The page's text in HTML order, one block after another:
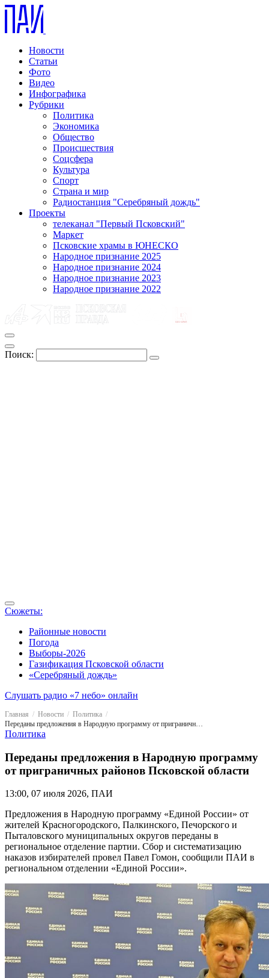
Новости
Статьи
Фото
Видео
Инфографика
Рубрики
Политика
Экономика
Общество
Происшествия
Соцсфера
Культура
Спорт
Страна и мир
Радиостанция "Серебряный дождь"
Проекты
телеканал "Первый Псковский"
Маркет
Псковские храмы в ЮНЕСКО
Народное признание 2025
Народное признание 2024
Народное признание 2023
Народное признание 2022
Поиск:
Сюжеты:
Районные новости
Погода
Выборы-2026
Газификация Псковской области
«Серебряный дождь»
Слушать радио «7 небо» онлайн
Главная Новости
Политика
Переданы предложения в Народную программу от приграничных районов Псковской области
Политика
Переданы предложения в Народную программу
от приграничных районов Псковской области
13:00, 07 июля 2026, ПАИ
Предложения в Народную программу «Единой России» от
жителей Красногородского, Палкинского, Печорского и
Пыталовского муниципальных округов переданы в
региональное отделение партии. Сбор и систематизацию
наказов избирателей провел Павел Гомон, сообщили ПАИ в
региональном отделении «Единой России».